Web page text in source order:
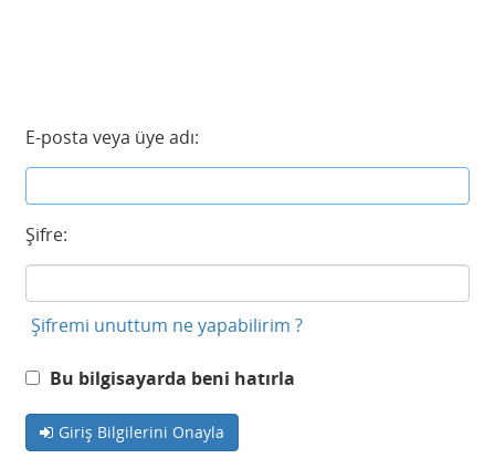
E-posta veya üye adı:
Şifre:
Şifremi unuttum ne yapabilirim ?
Bu bilgisayarda beni hatırla
Giriş Bilgilerini Onayla